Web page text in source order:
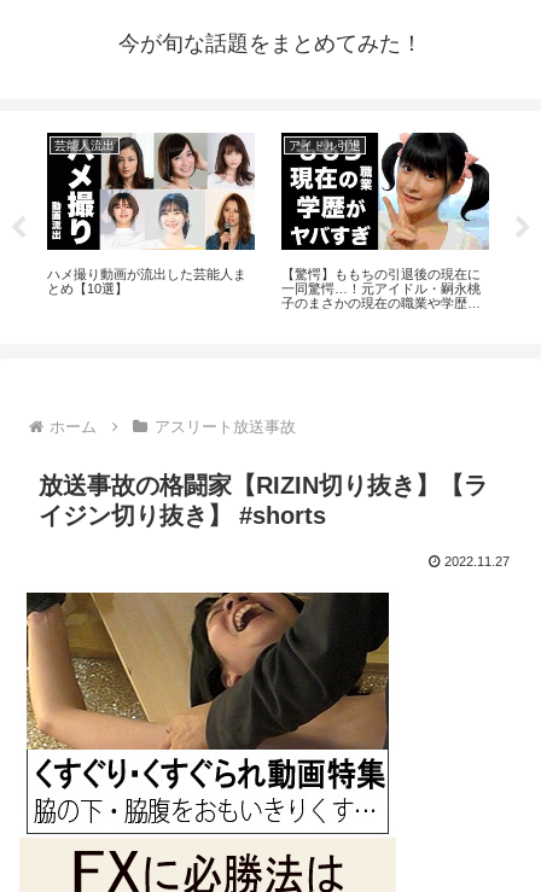
今が旬な話題をまとめてみた！
芸能人流出
ハメ撮り動画が流出した芸能人ま
とめ【10選】
アイドル引退
【驚愕】ももちの引退後の現在に
一同驚愕…！元アイドル・嗣永桃
子のまさかの現在の職業や学歴に
ホーム アスリート放送事故
放送事故の格闘家【RIZIN切り抜き】【ラ
イジン切り抜き】 #shorts
2022.11.27